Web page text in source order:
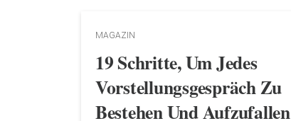
MAGAZIN
19 Schritte, Um Jedes
Vorstellungsgespräch Zu
Bestehen Und Aufzufallen